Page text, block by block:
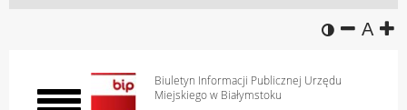
wersja
A
Biuletyn Informacji Publicznej Urzędu
Miejskiego w Białymstoku
Włącz